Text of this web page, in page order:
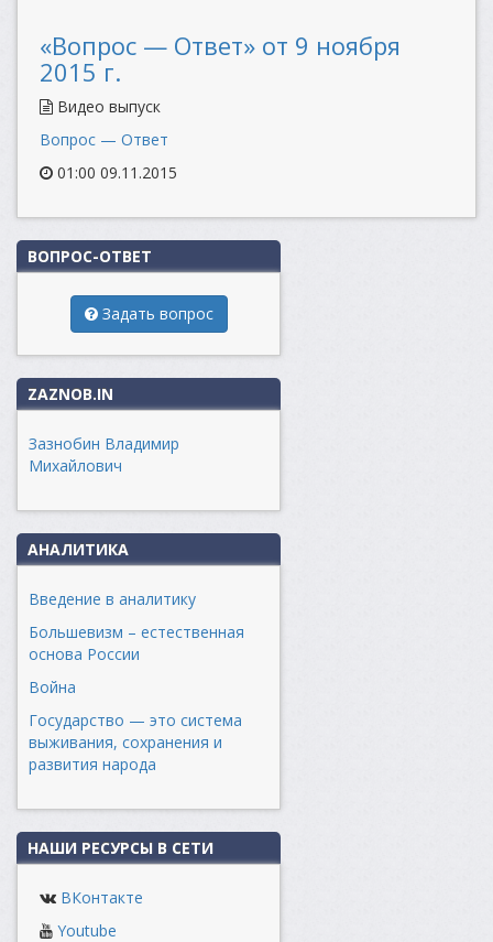
«Вопрос — Ответ» от 9 ноября
2015 г.
Видео выпуск
Вопрос — Ответ
01:00 09.11.2015
ВОПРОС-ОТВЕТ
Задать вопрос
ZAZNOB.IN
Зазнобин Владимир
Михайлович
АНАЛИТИКА
Введение в аналитику
Большевизм – естественная
основа России
Война
Государство — это система
выживания, сохранения и
развития народа
НАШИ РЕСУРСЫ В СЕТИ
ВКонтакте
Youtube